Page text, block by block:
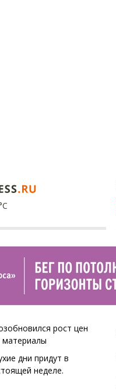
рост цен
материалы
дни придут в
неделе.